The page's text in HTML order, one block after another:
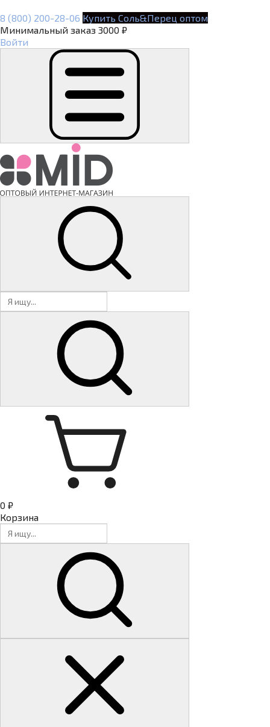
8 (800) 200-28-06 Купить Соль&Перец оптом
Минимальный заказ 3000 ₽
Войти
0 ₽
Корзина